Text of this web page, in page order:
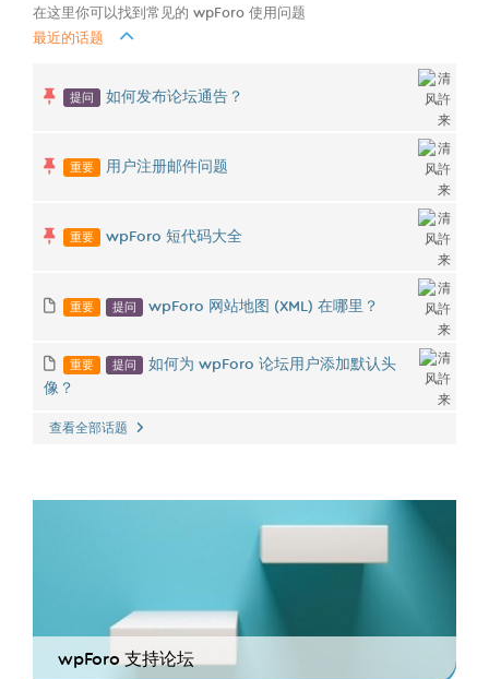
在这里你可以找到常见的 wpForo 使用问题
最近的话题
提问 如何发布论坛通告？
重要 用户注册邮件问题
重要 wpForo 短代码大全
重要 提问 wpForo 网站地图 (XML) 在哪里？
重要 提问
如何为 wpForo 论坛用户添加默认头
像？
查看全部话题
wpForo 支持论坛